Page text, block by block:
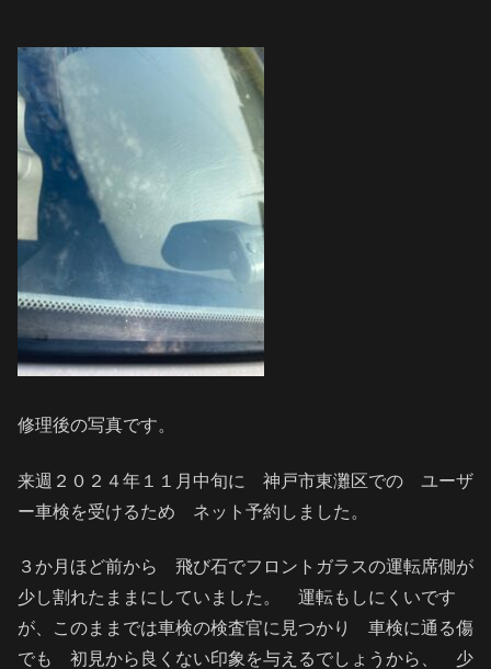
修理後の写真です。
来週２０２４年１１月中旬に 神戸市東灘区での ユーザ
ー車検を受けるため ネット予約しました。
３か月ほど前から 飛び石でフロントガラスの運転席側が
少し割れたままにしていました。 運転もしにくいです
が、このままでは車検の検査官に見つかり 車検に通る傷
でも 初見から良くない印象を与えるでしょうから、 少